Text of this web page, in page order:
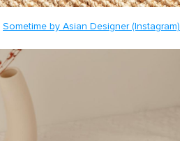
Sometime by Asian Designer (Instagram)